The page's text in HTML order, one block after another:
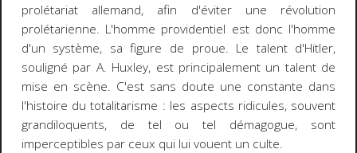
prolétariat allemand, afin d'éviter une révolution
prolétarienne. L'homme providentiel est donc l'homme
d'un système, sa figure de proue. Le talent d'Hitler,
souligné par A. Huxley, est principalement un talent de
mise en scène. C'est sans doute une constante dans
l'histoire du totalitarisme : les aspects ridicules, souvent
grandiloquents, de tel ou tel démagogue, sont
imperceptibles par ceux qui lui vouent un culte.